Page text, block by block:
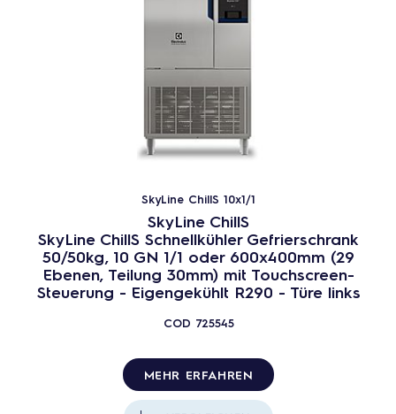
SkyLine ChillS 10x1/1
SkyLine ChillS
SkyLine ChillS Schnellkühler Gefrierschrank
50/50kg, 10 GN 1/1 oder 600x400mm (29
Ebenen, Teilung 30mm) mit Touchscreen-
Steuerung - Eigengekühlt R290 - Türe links
COD 725545
MEHR ERFAHREN